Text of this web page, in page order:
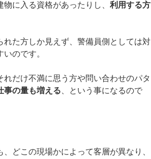
に入る資格があったりし、 利用する方
れた方しか見えず、警備員側としては対
のです。
だけ不満に思う方や問い合わせのパタ
事の量も増える 、という事になるので
どこの現場かによって客層が異なり、